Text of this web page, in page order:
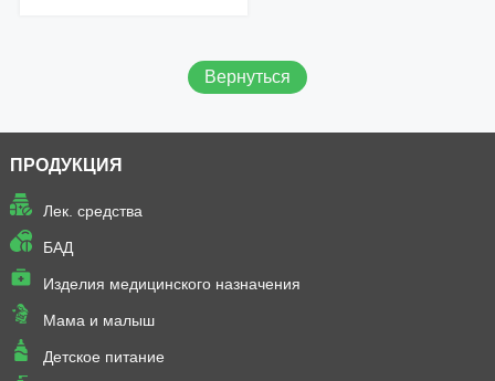
Вернуться
ПРОДУКЦИЯ
Лек. средства
БАД
Изделия медицинского назначения
Мама и малыш
Детское питание